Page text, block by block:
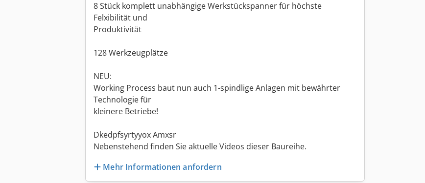
8 Stück komplett unabhängige Werkstückspanner für höchste
Felxibilität und
Produktivität
128 Werkzeugplätze
NEU:
Working Process baut nun auch 1-spindlige Anlagen mit bewährter
Technologie für
kleinere Betriebe!
Dkedpfsyrtyyox Amxsr
Nebenstehend finden Sie aktuelle Videos dieser Baureihe.
Mehr Informationen anfordern